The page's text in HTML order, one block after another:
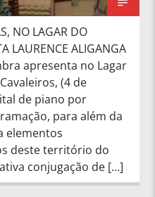
NO LAGAR DO
LAURENCE ALIGANGA
apresenta no Lagar
(4 de
de piano por
para além da
elementos
deste território do
conjugação de […]